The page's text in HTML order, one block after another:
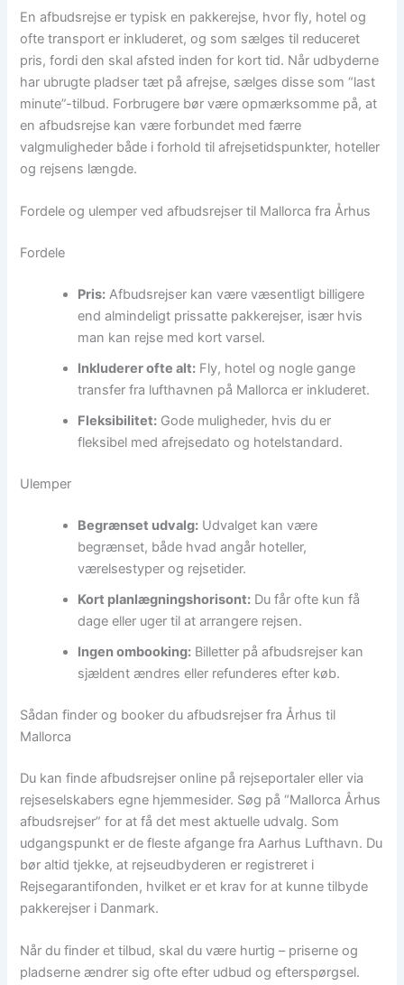
En afbudsrejse er typisk en pakkerejse, hvor fly, hotel og
ofte transport er inkluderet, og som sælges til reduceret
pris, fordi den skal afsted inden for kort tid. Når udbyderne
har ubrugte pladser tæt på afrejse, sælges disse som “last
minute”-tilbud. Forbrugere bør være opmærksomme på, at
en afbudsrejse kan være forbundet med færre
valgmuligheder både i forhold til afrejsetidspunkter, hoteller
og rejsens længde.
Fordele og ulemper ved afbudsrejser til Mallorca fra Århus
Fordele
Pris: Afbudsrejser kan være væsentligt billigere
end almindeligt prissatte pakkerejser, især hvis
man kan rejse med kort varsel.
Inkluderer ofte alt: Fly, hotel og nogle gange
transfer fra lufthavnen på Mallorca er inkluderet.
Fleksibilitet: Gode muligheder, hvis du er
fleksibel med afrejsedato og hotelstandard.
Ulemper
Begrænset udvalg: Udvalget kan være
begrænset, både hvad angår hoteller,
værelsestyper og rejsetider.
Kort planlægningshorisont: Du får ofte kun få
dage eller uger til at arrangere rejsen.
Ingen ombooking: Billetter på afbudsrejser kan
sjældent ændres eller refunderes efter køb.
Sådan finder og booker du afbudsrejser fra Århus til
Mallorca
Du kan finde afbudsrejser online på rejseportaler eller via
rejseselskabers egne hjemmesider. Søg på “Mallorca Århus
afbudsrejser” for at få det mest aktuelle udvalg. Som
udgangspunkt er de fleste afgange fra Aarhus Lufthavn. Du
bør altid tjekke, at rejseudbyderen er registreret i
Rejsegarantifonden, hvilket er et krav for at kunne tilbyde
pakkerejser i Danmark.
Når du finder et tilbud, skal du være hurtig – priserne og
pladserne ændrer sig ofte efter udbud og efterspørgsel.